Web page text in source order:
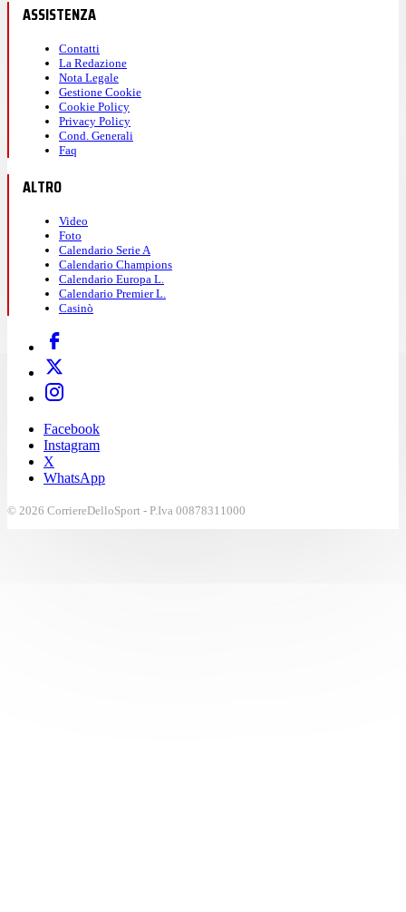
ASSISTENZA
Contatti
La Redazione
Nota Legale
Gestione Cookie
Cookie Policy
Privacy Policy
Cond. Generali
Faq
ALTRO
Video
Foto
Calendario Serie A
Calendario Champions
Calendario Europa L.
Calendario Premier L.
Casinò
Facebook
Instagram
X
WhatsApp
© 2026 CorriereDelloSport - P.Iva 00878311000